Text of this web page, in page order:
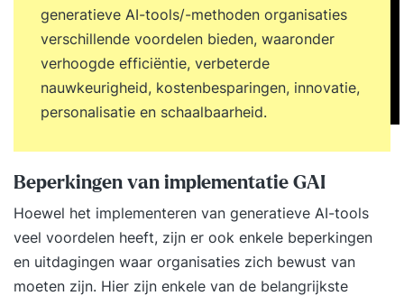
generatieve AI-tools/-methoden organisaties
verschillende voordelen bieden, waaronder
verhoogde efficiëntie, verbeterde
nauwkeurigheid, kostenbesparingen, innovatie,
personalisatie en schaalbaarheid.
Beperkingen van implementatie GAI
Hoewel het implementeren van generatieve AI-tools
veel voordelen heeft, zijn er ook enkele beperkingen
en uitdagingen waar organisaties zich bewust van
moeten zijn. Hier zijn enkele van de belangrijkste